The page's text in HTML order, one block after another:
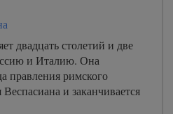
двадцать столетий и две
и Италию. Она
правления римского
и заканчивается